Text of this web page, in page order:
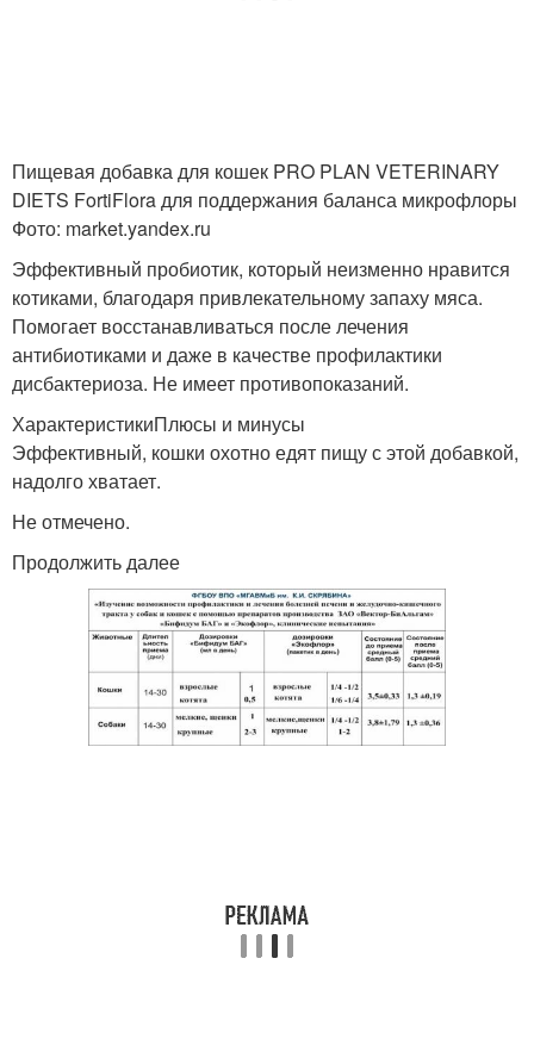
Пищевая добавка для кошек PRO PLAN VETERINARY
DIETS FortiFlora для поддержания баланса микрофлоры
Фото: market.yandex.ru
Эффективный пробиотик, который неизменно нравится
котиками, благодаря привлекательному запаху мяса.
Помогает восстанавливаться после лечения
антибиотиками и даже в качестве профилактики
дисбактериоза. Не имеет противопоказаний.
ХарактеристикиПлюсы и минусы
Эффективный, кошки охотно едят пищу с этой добавкой,
надолго хватает.
Не отмечено.
Продолжить далее